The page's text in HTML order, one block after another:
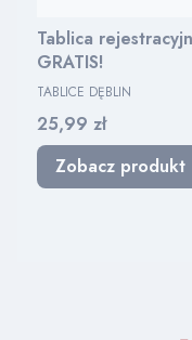
Tablica
GRATIS!
PRODUCENT
TABLICE DĘBLIN
Cena
25,99 zł
Zobacz produkt